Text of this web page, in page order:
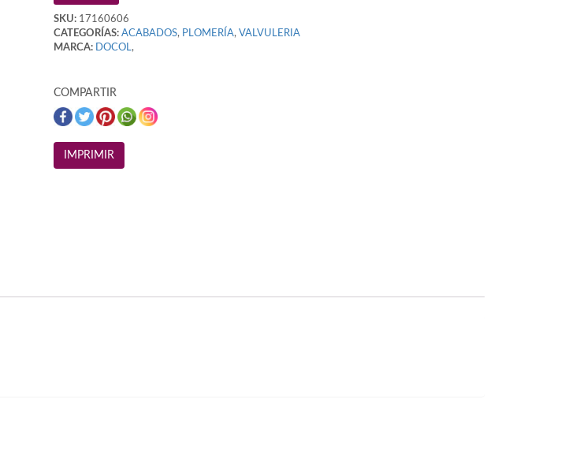
SKU:17160606
CATEGORÍAS: ACABADOS, PLOMERÍA, VALVULERIA
MARCA: DOCOL,
COMPARTIR